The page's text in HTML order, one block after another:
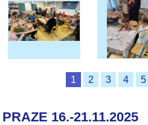
1 2 3 4 5
16.-21.11.2025